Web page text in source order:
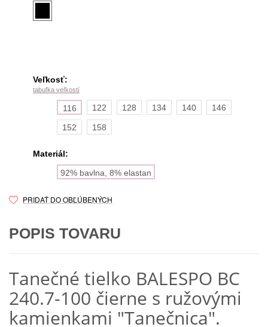
Veľkosť:
tabuľka veľkostí
116 122 128 134 140 146
152 158
Materiál:
92% bavlna, 8% elastan
PRIDAŤ DO OBĽÚBENÝCH
POPIS TOVARU
Tanečné tielko BALESPO BC
240.7-100 čierne s ružovými
kamienkami "Tanečnica".